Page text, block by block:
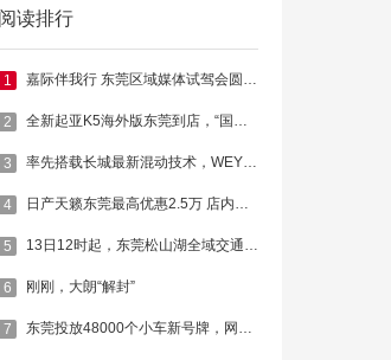
阅读排行
1 嘉际伴我行 东莞区域媒体试驾会圆满落幕
2 全新起亚K5海外版东莞到店，“国行版”预计9月上市
3 率先搭载长城最新混动技术，WEY玛奇朵静态实拍
4 日产天籁东莞最高优惠2.5万 店内现车销售
5 13日12时起，东莞松山湖全域交通管制
6 刚刚，大朗“解封”
7 东莞投放48000个小车新号牌，网上就能选！